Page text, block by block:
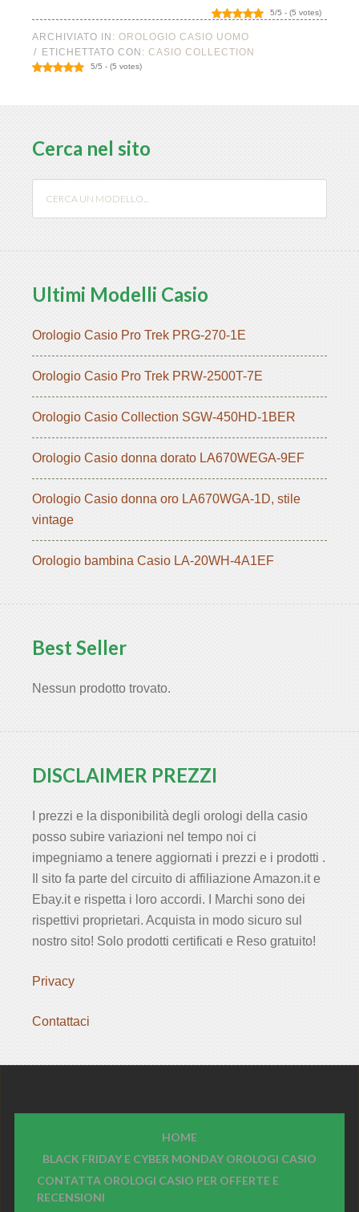
5/5 - (5 votes)
ARCHIVIATO IN: OROLOGIO CASIO UOMO
ETICHETTATO CON: CASIO COLLECTION
5/5 - (5 votes)
Cerca nel sito
Ultimi Modelli Casio
Orologio Casio Pro Trek PRG-270-1E
Orologio Casio Pro Trek PRW-2500T-7E
Orologio Casio Collection SGW-450HD-1BER
Orologio Casio donna dorato LA670WEGA-9EF
Orologio Casio donna oro LA670WGA-1D, stile
vintage
Orologio bambina Casio LA-20WH-4A1EF
Best Seller
Nessun prodotto trovato.
DISCLAIMER PREZZI
I prezzi e la disponibilità degli orologi della casio
posso subire variazioni nel tempo noi ci
impegniamo a tenere aggiornati i prezzi e i prodotti .
Il sito fa parte del circuito di affiliazione Amazon.it e
Ebay.it e rispetta i loro accordi. I Marchi sono dei
rispettivi proprietari. Acquista in modo sicuro sul
nostro sito! Solo prodotti certificati e Reso gratuito!
Privacy
Contattaci
HOME
BLACK FRIDAY E CYBER MONDAY OROLOGI CASIO
CONTATTA OROLOGI CASIO PER OFFERTE E
RECENSIONI